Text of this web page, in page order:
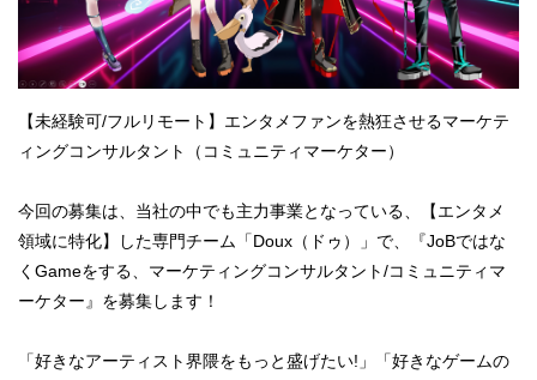
【未経験可/フルリモート】エンタメファンを熱狂させるマーケテ
ィングコンサルタント（コミュニティマーケター）
今回の募集は、当社の中でも主力事業となっている、【エンタメ
領域に特化】した専門チーム「Doux（ドゥ）」で、『JoBではな
くGameをする、マーケティングコンサルタント/コミュニティマ
ーケター』を募集します！
「好きなアーティスト界隈をもっと盛げたい!」「好きなゲームの